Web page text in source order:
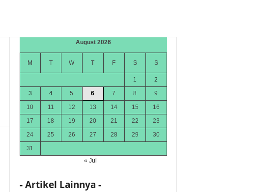
August 2026
M T W T F S S
1
2
3
4 5 6 7 8
9
10
11 12 13 14 15
16
17
18 19 20 21 22
23
24
25 26 27 28 29
30
31
« Jul
- Artikel Lainnya -